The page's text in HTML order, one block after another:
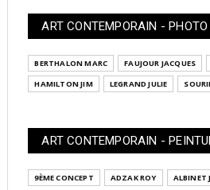
ART CONTEMPORAIN - PHOTO
BERTHALON MARC FAUJOUR JACQUES
HAMILTON JIM
LEGRAND JULIE
ART CONTEMPORAIN -
9ÈME CONCEPT ADZAK ROY
ALBINET